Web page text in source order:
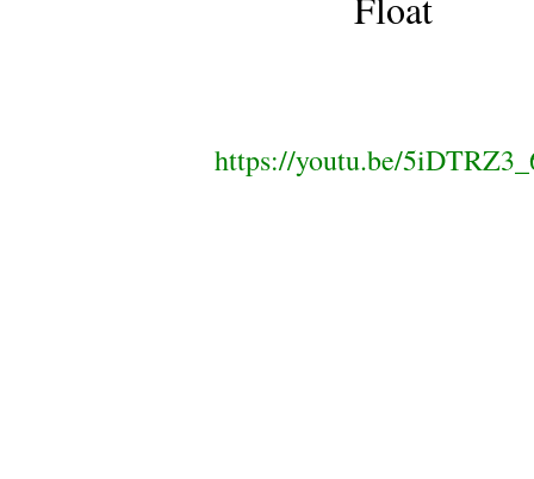
https://youtu.be/